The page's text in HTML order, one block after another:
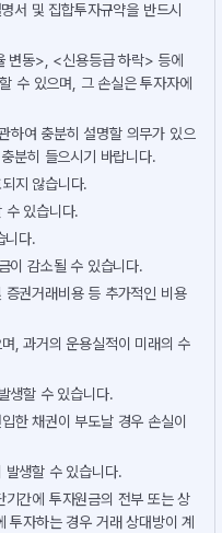
서 및 집합투자규약을 반드시
변동>, <신용등급 하락> 등에
수 있으며, 그 손실은 투자자에
하여 충분히 설명할 의무가 있으
분히 들으시기 바랍니다.
지 않습니다.
수 있습니다.
니다.
이 감소될 수 있습니다.
권거래비용 등 추가적인 비용
, 과거의 운용실적이 미래의 수
생할 수 있습니다.
한 채권이 부도날 경우 손실이
발생할 수 있습니다.
간에 투자원금의 전부 또는 상
투자하는 경우 거래 상대방이 계